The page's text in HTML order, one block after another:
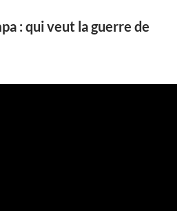
: qui veut la guerre de